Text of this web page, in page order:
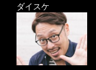
ダイスケ